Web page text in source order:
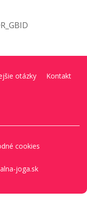
otázky Kontakt
cookies
joga.sk